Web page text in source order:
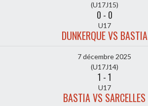
(U17J15)
0 - 0
U17
DUNKERQUE VS BASTIA
7 décembre 2025
(U17J14)
1 -1
U17
BASTIA VS SARCELLES